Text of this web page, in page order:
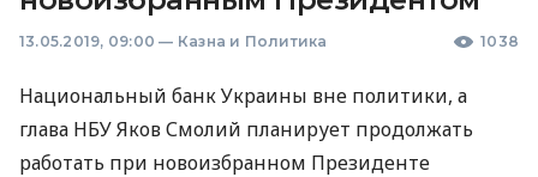
13.05.2019, 09:00 — Казна и Политика 1038
Национальный банк Украины вне политики, а
глава НБУЯков Смолий планирует продолжать
работать при новоизбранном Президенте